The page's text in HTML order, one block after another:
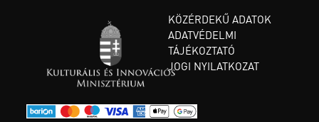
KÖZÉRDEKŰ ADATOK
ADATVÉDELMI
TÁJÉKOZTATÓ
JOGI NYILATKOZAT